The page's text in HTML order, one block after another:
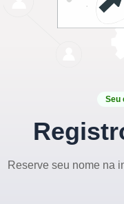
Seu
Reserve seu nome na